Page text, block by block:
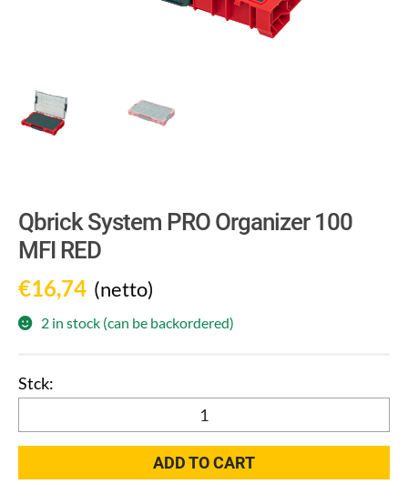
Qbrick System PRO Organizer 100
MFI RED
€16,74 (netto)
2 in stock (can be backordered)
System
Organizer
ADD TO CART